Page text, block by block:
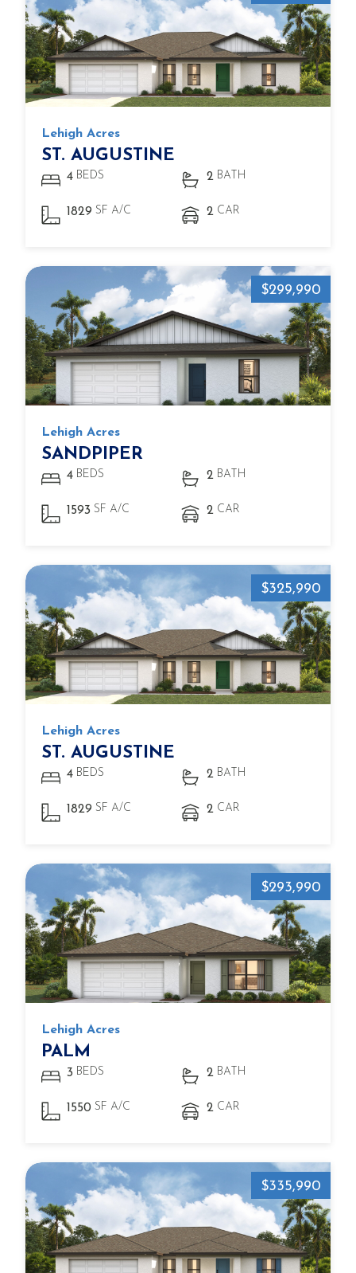
Lehigh Acres
ST. AUGUSTINE
4 BEDS 2 BATH
1829 SF A/C 2 CAR
$299,990
Lehigh Acres
SANDPIPER
4 BEDS 2 BATH
1593 SF A/C 2 CAR
$325,990
Lehigh Acres
ST. AUGUSTINE
4 BEDS 2 BATH
1829 SF A/C 2 CAR
$293,990
Lehigh Acres
PALM
3 BEDS 2 BATH
1550 SF A/C 2 CAR
$335,990